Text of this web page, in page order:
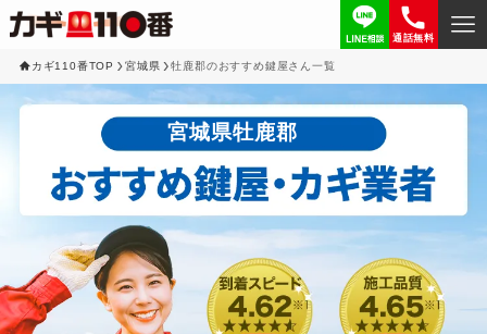
通話無料
カギ110番TOP 宮城県 牡鹿郡のおすすめ鍵屋さん一覧
宮城県牡鹿郡